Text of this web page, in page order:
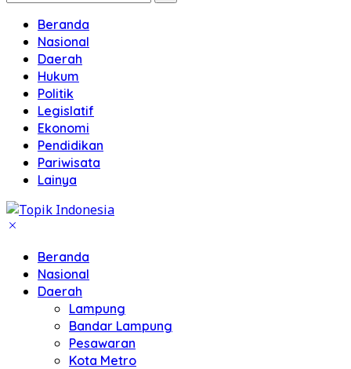
Beranda
Nasional
Daerah
Hukum
Politik
Legislatif
Ekonomi
Pendidikan
Pariwisata
Lainya
Beranda
Nasional
Daerah
Lampung
Bandar Lampung
Pesawaran
Kota Metro